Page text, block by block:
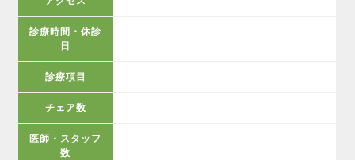
診療時間・休診
日
診療項目
チェア数
医師・スタッフ
数